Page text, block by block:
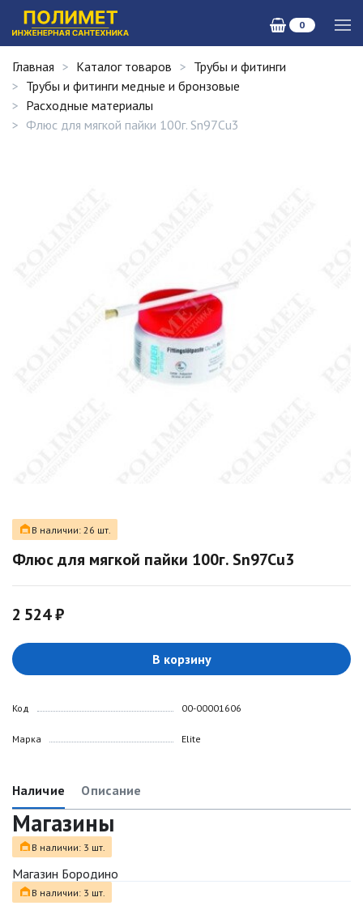
0
Главная Каталог товаров
Трубы и фитинги
Трубы и фитинги медные и бронзовые
Расходные материалы
Флюс для мягкой пайки 100г. Sn97Cu3
В наличии: 26 шт.
Флюс для мягкой пайки 100г. Sn97Cu3
2 524 ₽
В корзину
Код
Марка
00-00001606
Elite
Наличие Описание
Магазины
В наличии: 3 шт.
Магазин Бородино
В наличии: 3 шт.